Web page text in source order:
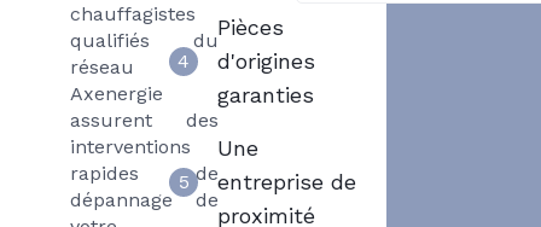
chauffagistes
qualifiés du
réseau
Axenergie
assurent des
interventions
rapides de
dépannage de
4
Pièces
d'origines
garanties
5
Une
entreprise de
proximité